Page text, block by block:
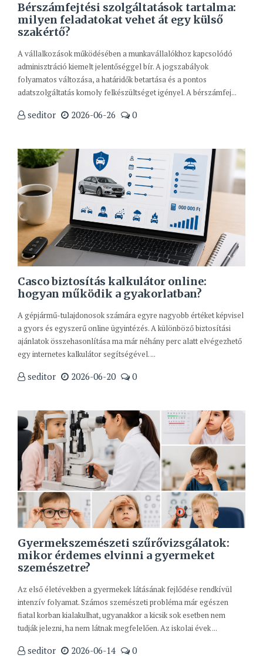
Bérszámfejtési szolgáltatások tartalma:
milyen feladatokat vehet át egy külső
szakértő?
A vállalkozások működésében a munkavállalókhoz kapcsolódó
adminisztráció kiemelt jelentőséggel bír. A jogszabályok
folyamatos változása, a határidők betartása és a pontos
adatszolgáltatás komoly felkészültséget igényel. A bérszámfej...
seditor 2026-06-26 0
Casco biztosítás kalkulátor online:
hogyan működik a gyakorlatban?
A gépjármű-tulajdonosok számára egyre nagyobb értéket képvisel
a gyors és egyszerű online ügyintézés. A különböző biztosítási
ajánlatok összehasonlítása ma már néhány perc alatt elvégezhető
egy internetes kalkulátor segítségével. ...
seditor 2026-06-20 0
Gyermekszemészeti szűrővizsgálatok:
mikor érdemes elvinni a gyermeket
szemészetre?
Az első életévekben a gyermekek látásának fejlődése rendkívül
intenzív folyamat. Számos szemészeti probléma már egészen
fiatal korban kialakulhat, ugyanakkor a kicsik sok esetben nem
tudják jelezni, ha nem látnak megfelelően. Az iskolai évek ...
seditor 2026-06-14 0